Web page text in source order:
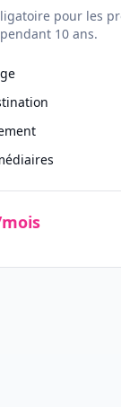
pour les
10 ans.